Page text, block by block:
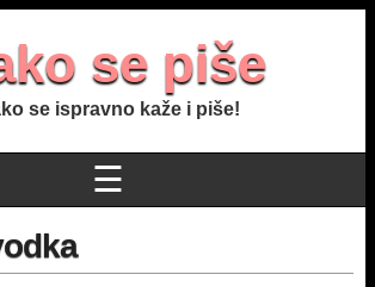
se piše
se ispravno kaže i piše!
☰